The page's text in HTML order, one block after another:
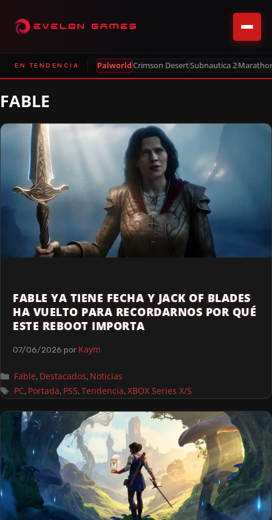
EN TENDENCIA PalworldCrimson DesertSubnautica 2
FABLE
FABLE YA TIENE FECHA Y JACK OF BLADES
HA VUELTO PARA RECORDARNOS POR QUÉ
ESTE REBOOT IMPORTA
07/06/2026 por Kaym
Fable, Destacados, Noticias
PC, Portada, PS5,Tendencia,XBOX Series X/S